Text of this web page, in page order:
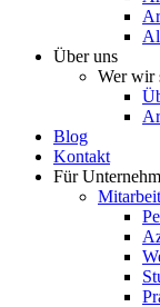
Über uns
Wer wir
Blog
Kontakt
Für